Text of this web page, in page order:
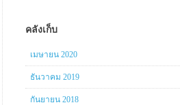
คลังเก็บ
เมษายน 2020
ธันวาคม 2019
กันยายน 2018